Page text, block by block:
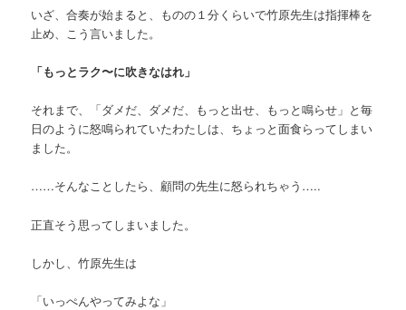
いざ、合奏が始まると、ものの１分くらいで竹原先生は指揮棒を
止め、こう言いました。
「もっとラク〜に吹きなはれ」
それまで、「ダメだ、ダメだ、もっと出せ、もっと鳴らせ」と毎
日のように怒鳴られていたわたしは、ちょっと面食らってしまい
ました。
……そんなことしたら、顧問の先生に怒られちゃう…..
正直そう思ってしまいました。
しかし、竹原先生は
「いっぺんやってみよな」